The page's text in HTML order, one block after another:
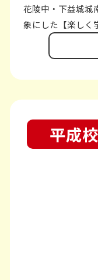
花陵中・下益城城
象にした【楽しく
った個別指導塾で
平成校は、平成
【先生1人に生徒
もしやすく、生
平成